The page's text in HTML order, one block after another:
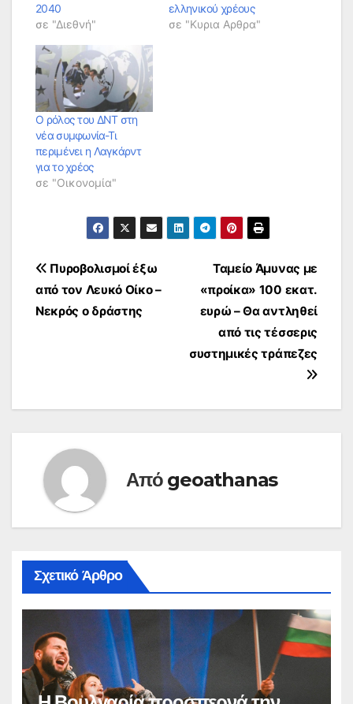
2040
σε "Διεθνή"
ελληνικού χρέους
σε "Κυρια Αρθρα"
Ο ρόλος του ΔΝΤ στη
νέα συμφωνία-Τι
περιμένει η Λαγκάρντ
για το χρέος
σε "Οικονομία"
Πλοήγηση
άρθρων
Ταμείο Άμυνας με
«προίκα» 100 εκατ.
ευρώ – Θα αντληθεί
από τις τέσσερις
συστημικές τράπεζες
Πυροβολισμοί έξω
από τον Λευκό Οίκο –
Νεκρός ο δράστης
Από geoathanas
Σχετικό Άρθρο